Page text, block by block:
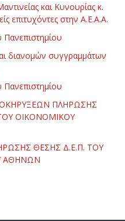
και Κυνουρίας κ.
επιτυχόντες στην Α.Ε.Α.Α.
διανομών συγγραμμάτων
ΠΛΗΡΩΣΗΣ
ΟΙΚΟΝΟΜΙΚΟΥ
ΘΕΣΗΣ Δ.Ε.Π. ΤΟΥ
ΑΘΗΝΩΝ